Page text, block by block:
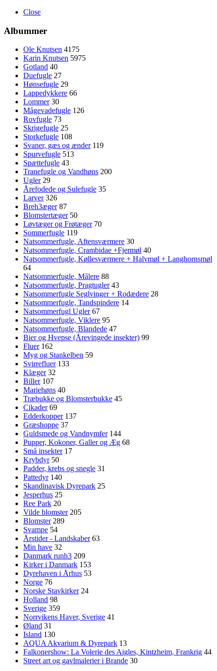
Close
Albummer
Ole Knutsen 4175
Karin Knutsen 5975
Gotland 40
Duefugle 27
Hønsefugle 29
Lappedykkere 66
Lommer 30
Mågevadefugle 126
Rovfugle 73
Skrigefugle 25
Storkefugle 108
Svaner, gæs og ænder 119
Spurvefugle 513
Spættefugle 43
Tranefugle og Vandhøns 200
Ugler 29
Årefodede og Sulefugle 35
Larver 326
Breh3æger 87
Blomstertæger 50
Løvtæger og Frøtæger 70
Sommerfugle 119
Natsommerfugle, Aftensværmere 30
Natsommerfugle, Crambidae +Fjermøl 40
Natsommerfugle, Køllesværmere + Halvmøl + Langhornsmøl
64
Natsommerfugle, Målere 88
Natsommerfugle, Pragtugler 43
Natsommerfugle Seglvinger + Rodædere 28
Natsommerfugle, Tandspindere 14
Natsommerfugl Ugler 67
Natsommerfugle, Viklere 95
Natsommerfugle, Blandede 47
Bier og Hvepse (Årevingede insekter) 99
Fluer 162
Myg og Stankelben 59
Svirrefluer 133
Klæger 32
Biller 107
Mariehøns 40
Træbukke og Blomsterbukke 45
Cikader 69
Edderkopper 137
Græshoppe 37
Guldsmede og Vandnymfer 144
Pupper, Kokoner, Galler og Æg 68
Små insekter 17
Krybdyr 50
Padder, krebs og snegle 31
Pattedyr 140
Skandinavisk Dyrepark 25
Jesperhus 25
Ree Park 20
Vilde blomster 205
Blomster 289
Svampe 54
Årstider - Landskaber 63
Min have 32
Danmark runh3 209
Kirker i Danmark 153
Dyrehaven i Århus 53
Norge 76
Norske Stavkirker 24
Holland 98
Sverige 359
Norrvikens Haver, Sverige 41
Øland 31
Island 130
AQUA Akvarium & Dyrepark 13
Falkonershow: La Volerie des Aigles, Kintzheim, Frankrig 44
Street art og gavlmalerier i Brande 30